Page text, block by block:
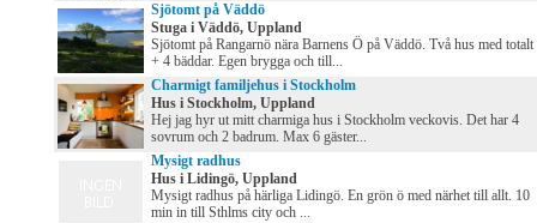
Sjötomt på Väddö
Stuga i Väddö, Uppland
Sjötomt på Rangarnö nära Barnens Ö på Väddö. Två hus med totalt
+ 4 bäddar. Egen brygga och till...
Charmigt familjehus i Stockholm
Hus i Stockholm, Uppland
Hej jag hyr ut mitt charmiga hus i Stockholm veckovis. Det har 4
sovrum och 2 badrum. Max 6 gäster...
Mysigt radhus
Hus i Lidingö, Uppland
Mysigt radhus på härliga Lidingö. En grön ö med närhet till allt. 10
min in till Sthlms city och ...